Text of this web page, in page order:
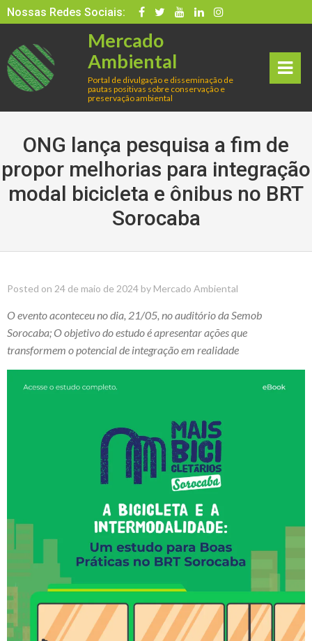
Skip
to
content
Nossas Redes Sociais:
Mercado
Ambiental
Portal de divulgação e disseminação de
pautas positivas sobre conservação e
preservação ambiental
Men
u
ONG lança pesquisa a fim de
propor melhorias para integração
modal bicicleta e ônibus no BRT
Sorocaba
Posted on 24 de maio de 2024 by Mercado Ambiental
O evento aconteceu no dia, 21/05, no auditório da Semob
Sorocaba; O objetivo do estudo é apresentar ações que
transformem o potencial de integração em realidade